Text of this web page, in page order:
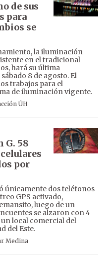
de sus
para
se
la iluminación
en el tradicional
hará su última
8 de agosto. El
trabajos para el
de iluminación vigente.
ÚH
G. 58
por
únicamente dos teléfonos
GPS activado,
luego de un
se alzaron con 4
un local comercial del
del Este.
Medina